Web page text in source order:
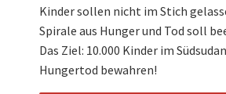
Kinder sollen nicht im Stich
Spirale aus Hunger und Tod soll
Das Ziel: 10.000 Kinder im
Hungertod bewahren!